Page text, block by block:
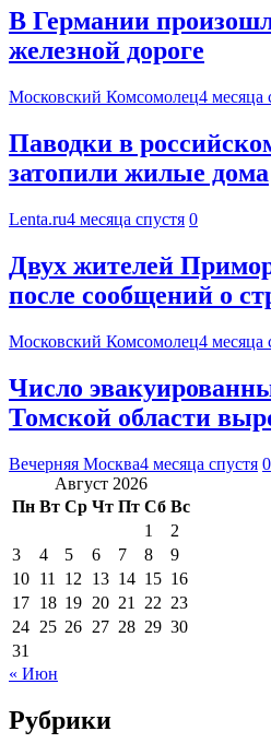
В Германии
железной дороге
Московский Комсомолец4 месяца
Паводки в
затопили жилые дома
Lenta.ru4 месяца спустя 0
Двух жителей
после сообщений о
Московский Комсомолец4 месяца
Число
Томской области
Вечерняя Москва4 месяца спустя 0
Август 2026
Пн Вт Ср Чт Пт Сб Вс
1
2
3
4 5 6 7 8
9
10 11 12 13 14 15 16
17 18 19 20 21 22 23
24 25 26 27 28 29 30
31
« Июн
Рубрики